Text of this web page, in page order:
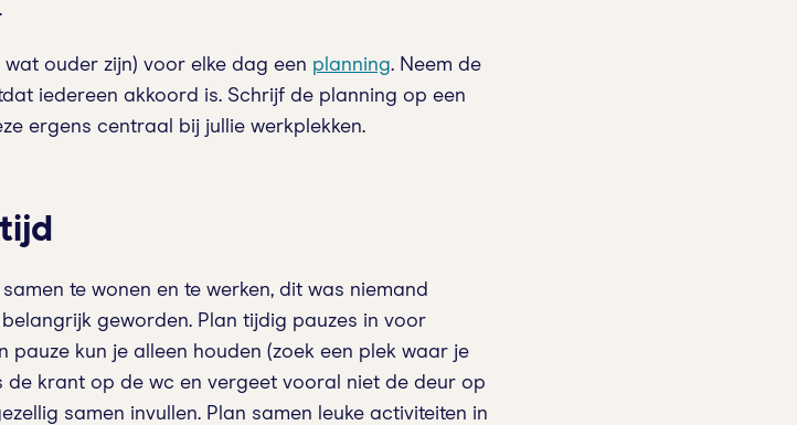
ouder zijn) voor elke dag een planning. Neem de
iedereen akkoord is. Schrijf de planning op een
ergens centraal bij jullie werkplekken.
te wonen en te werken, dit was niemand
geworden. Plan tijdig pauzes in voor
pauze kun je alleen houden (zoek een plek waar je
de krant op de wc en vergeet vooral niet de deur op
samen invullen. Plan samen leuke activiteiten in